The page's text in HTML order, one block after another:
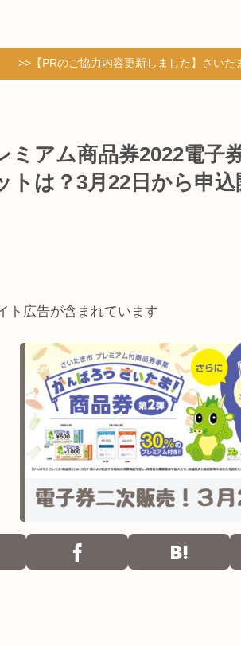
>>【PRのご協力内容更新しました】さい
ミアム商品券2022電子
トは？3月22日から申込
ト広告が含まれています